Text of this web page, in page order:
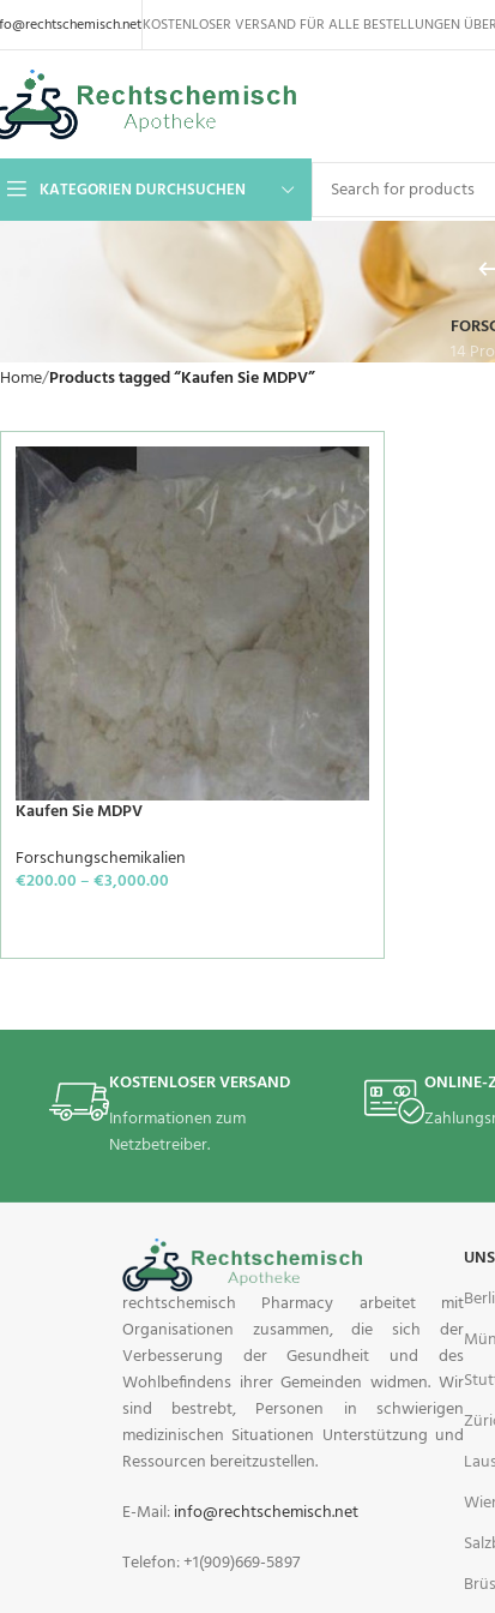
KOSTENLOSER VERSAND FÜR ALLE BESTELLUNGEN
KATEGORIEN DURCHSUCHEN
14
Home Products tagged “Kaufen Sie MDPV”
Kaufen Sie MDPV
Forschungschemikalien
€200.00–€3,000.00
KOSTENLOSER VERSAND
Informationen zum
Netzbetreiber.
ONLINE-
rechtschemisch Pharmacy arbeitet mit
Organisationen zusammen, die sich der
Verbesserung der Gesundheit und des
Wohlbefindens ihrer Gemeinden widmen. Wir
sind bestrebt, Personen in schwierigen
medizinischen Situationen Unterstützung und
Ressourcen bereitzustellen.
E-Mail:info@rechtschemisch.net
Telefon: +1(909)669-5897